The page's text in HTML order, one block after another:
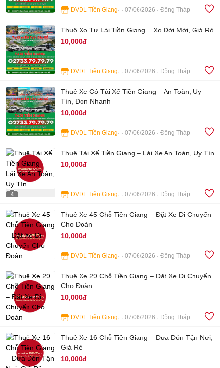
DVDL Tiền Giang 07/06/2026 Đồng Tháp
Thuê Xe Tự Lái Tiền Giang – Xe Đời Mới, Giá Rẻ
10,000đ
DVDL Tiền Giang 07/06/2026 Đồng Tháp
Thuê Xe Có Tài Xế Tiền Giang – An Toàn, Uy
Tín, Đón Nhanh
10,000đ
DVDL Tiền Giang 07/06/2026 Đồng Tháp
4
Thuê Tài Xế Tiền Giang – Lái Xe An Toàn, Uy Tín
10,000đ
DVDL Tiền Giang 07/06/2026 Đồng Tháp
Thuê Xe 45 Chỗ Tiền Giang – Đặt Xe Di Chuyển
Cho Đoàn
10,000đ
DVDL Tiền Giang 07/06/2026 Đồng Tháp
Thuê Xe 29 Chỗ Tiền Giang – Đặt Xe Di Chuyển
Cho Đoàn
10,000đ
DVDL Tiền Giang 07/06/2026 Đồng Tháp
Thuê Xe 16 Chỗ Tiền Giang – Đưa Đón Tận Nơi,
Giá Rẻ
10,000đ